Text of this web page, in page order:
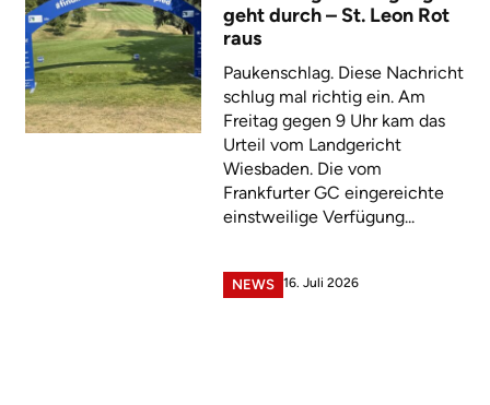
geht durch – St. Leon Rot
raus
Paukenschlag. Diese Nachricht
schlug mal richtig ein. Am
Freitag gegen 9 Uhr kam das
Urteil vom Landgericht
Wiesbaden. Die vom
Frankfurter GC eingereichte
einstweilige Verfügung...
NEWS 16. Juli 2026